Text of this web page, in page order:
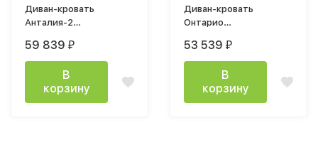
Диван-кровать
Анталия-2
велюр Альба синий /
Геометри слайт
59 839 ₽
В
корзину
Диван-кровать
Онтарио
велюр Торонто темно-
серый / Торонто
53 539 ₽
В
корзину